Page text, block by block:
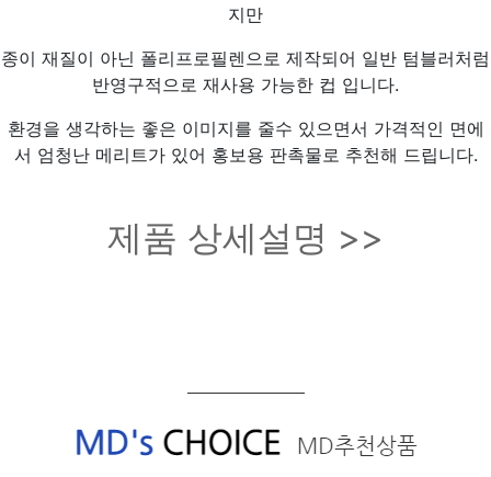
지만
종이 재질이 아닌 폴리프로필렌으로 제작되어 일반 텀블러처럼
반영구적으로 재사용 가능한 컵 입니다.
환경을 생각하는 좋은 이미지를 줄수 있으면서 가격적인 면에
서 엄청난 메리트가 있어 홍보용 판촉물로 추천해 드립니다.
제품 상세설명 >>